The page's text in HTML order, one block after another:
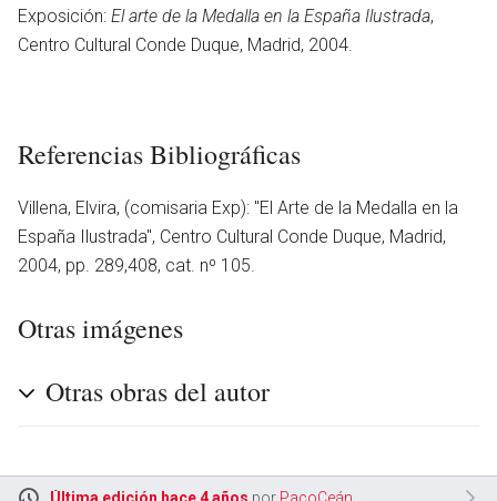
en
Exposición: El arte de la Medalla en la España Ilustrada,
Centro Cultural Conde Duque, Madrid, 2004.
Referencias Bibliográficas
Villena, Elvira, (comisaria Exp): ''El Arte de la Medalla en la
España Ilustrada'', Centro Cultural Conde Duque, Madrid,
2004, pp. 289,408, cat. nº 105.
Otras imágenes
Otras obras del autor